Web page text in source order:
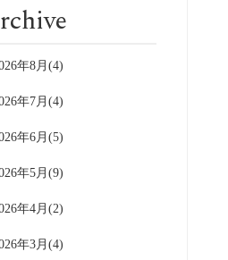
年8月(4)
年7月(4)
年6月(5)
年5月(9)
年4月(2)
年3月(4)